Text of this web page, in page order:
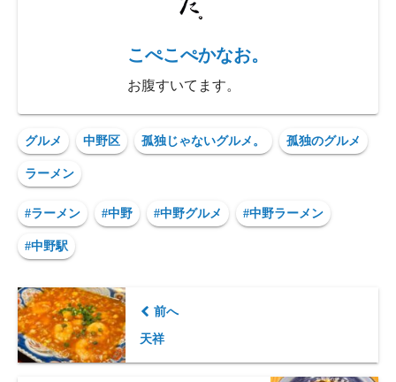
こぺこぺかなお。
お腹すいてます。
グルメ 中野区 孤独じゃないグルメ。 孤独のグルメ
ラーメン
#ラーメン #中野 #中野グルメ #中野ラーメン
#中野駅
前へ
天祥